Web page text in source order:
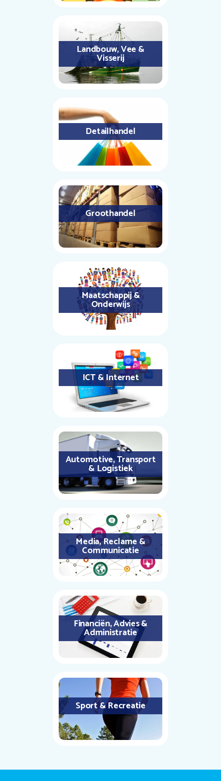
Landbouw, Vee &
Visserij
Detailhandel
Groothandel
Maatschappij &
Onderwijs
ICT & Internet
Automotive, Transport
& Logistiek
Media, Reclame &
Communicatie
Financiën, Advies &
Administratie
Sport & Recreatie